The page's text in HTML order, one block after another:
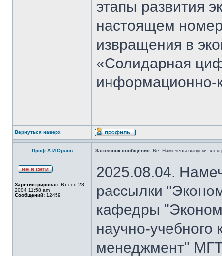
этапы развития
настоящем
извращения в
«Солидарная
информационно-
Вернуться наверх
Проф.А.И.Орлов Заголовок сообщения: Re: Намечены выпуски
Зарегистрирован: Вт сен 28,
2004 11:58 am
Сообщений: 12459
2025.08.04.
рассылки
кафедры
научно-
менеджмент"